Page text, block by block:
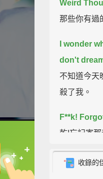
Weird
那些你有過
I wonder
don't
不知道今天
殺了我。
F**k!
乾!忘記寄那
Do 收錄的